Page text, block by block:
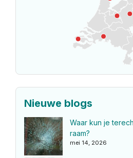
Nieuwe blogs
Waar kun je
raam?
mei 14, 2026